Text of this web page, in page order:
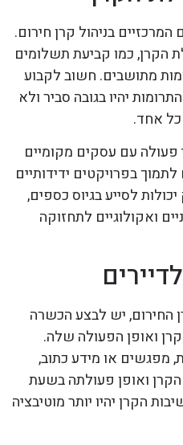
בניהול קרן חירום.
הקרן, כמו קביעת תשלומים
מתושבים. חשוב לקבוע
יהיו בגובה סביר ולא
אחד.
פעולה עם עסקים מקומיים
בפרויקטים ידידותיים
לסייע בגיוס כספים,
ואקולוגיים לתחזוקה
החירום, יש לבצע הכשרה
ואופן הפעולה שלה.
מפגשים או מידע כתוב,
ואופן פעולתה בשעת
הקרן יהיו יותר מוטיבציה